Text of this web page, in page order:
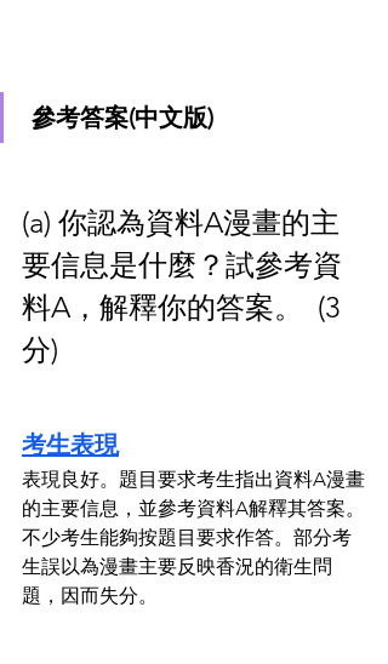
參考答案(中文版)
(a) 你認為資料A漫畫的主
要信息是什麼？試參考資
料A，解釋你的答案。  (3
分)
考生表現
表現良好。題目要求考生指出資料A漫畫
的主要信息，並參考資料A解釋其答案。
不少考生能夠按題目要求作答。部分考
生誤以為漫畫主要反映香況的衛生問
題，因而失分。